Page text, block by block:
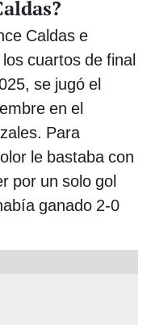
Caldas e
cuartos de final
se jugó el
en el
Para
le bastaba con
por un solo gol
ganado 2-0